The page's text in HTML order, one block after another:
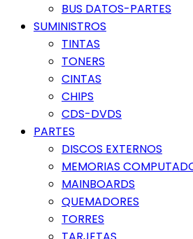
BUS DATOS-PARTES
SUMINISTROS
TINTAS
TONERS
CINTAS
CHIPS
CDS-DVDS
PARTES
DISCOS EXTERNOS
MEMORIAS
MAINBOARDS
QUEMADORES
TORRES